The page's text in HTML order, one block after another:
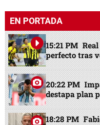
EN PORTADA
15:21 PM
perfecto tras
20:22 PM
destapa plan
18:28 PM